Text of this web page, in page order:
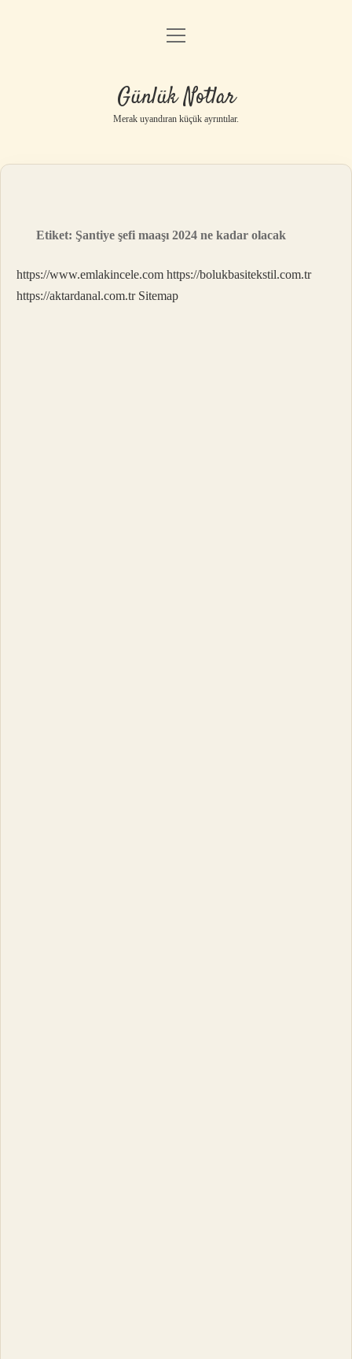
Anasayfa
Yasal Uyarı
menüyü
Günlük Notlar
Merak uyandıran küçük ayrıntılar.
Etiket: Şantiye şefi maaşı 2024 ne kadar olacak
https://www.emlakincele.com https://bolukbasitekstil.com.tr
https://aktardanal.com.tr Sitemap